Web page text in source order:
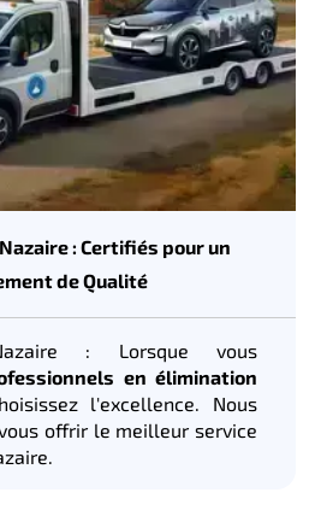
: Certifiés pour un
de Qualité
: Lorsque vous
en élimination
l'excellence. Nous
offrir le meilleur service